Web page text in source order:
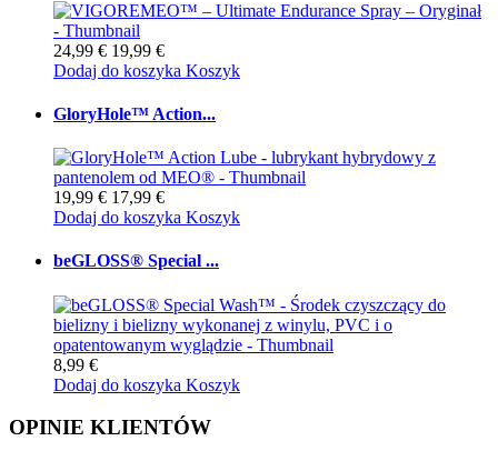
24,99 € 19,99 €
Dodaj do koszyka Koszyk
GloryHole™ Action...
19,99 € 17,99 €
Dodaj do koszyka Koszyk
beGLOSS® Special ...
8,99 €
Dodaj do koszyka Koszyk
OPINIE KLIENTÓW